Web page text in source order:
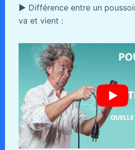
► Différence entre un
va et vient :